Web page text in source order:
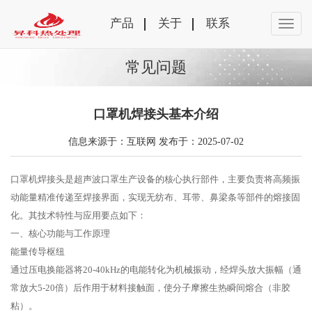
产品 关于 联系
常见问题
口罩机焊接头基本介绍
信息来源于：互联网 发布于：2025-07-02
口罩机焊接头是超声波口罩生产设备的核心执行部件，主要负责将高频振
动能量精准传递至焊接界面，实现无纺布、耳带、鼻梁条等部件的熔接固
化。其技术特性与应用要点如下：
‌一、核心功能与工作原理‌
‌能量传导枢纽‌
通过压电换能器将20-40kHz的电能转化为机械振动，经焊头放大振幅（通
常放大5-20倍）后作用于材料接触面，使分子摩擦生热瞬间熔合（非胶
粘）‌。